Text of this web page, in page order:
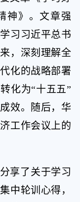
神》。文章强
习习近平总书
，深刻理解全
化的战略部署
化为“十五五”
效。随后，华
工作会议上的
享了关于学习
中轮训心得，